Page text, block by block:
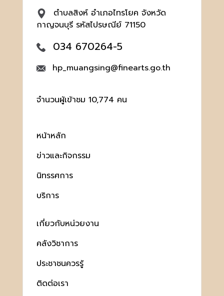
ตำบลสิงห์ อำเภอไทรโยค จังหวัด
กาญจนบุรี รหัสไปรษณีย์ 71150
034 670264-5
hp_muangsing@finearts.go.th
จำนวนผู้เข้าชม 10,774 คน
หน้าหลัก
ข่าวและกิจกรรม
นิทรรศการ
บริการ
เกี่ยวกับหน่วยงาน
คลังวิชาการ
ประชาชนควรรู้
ติดต่อเรา